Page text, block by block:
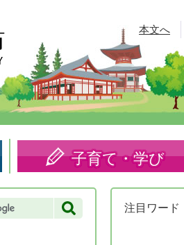
本文へ
子育て・学び
注目 ワード